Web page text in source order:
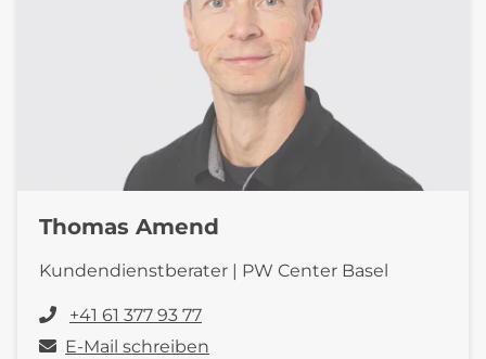
Thomas Amend
Kundendienstberater | PW Center Basel
+41 61 377 93 77
E-Mail schreiben